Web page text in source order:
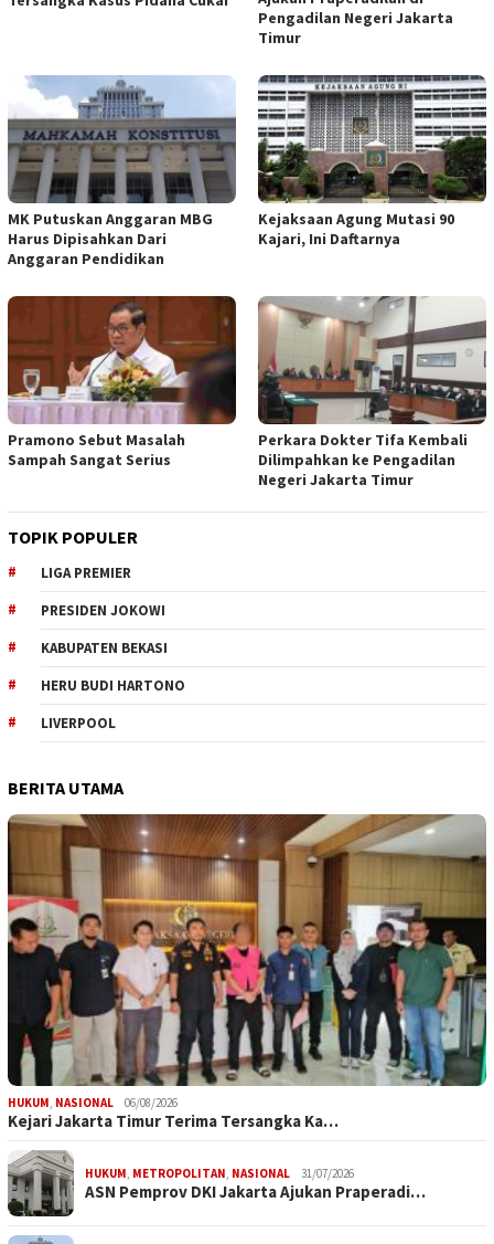
Pengadilan Negeri Jakarta
Timur
MK Putuskan Anggaran MBG
Harus Dipisahkan Dari
Anggaran Pendidikan
Kejaksaan Agung Mutasi 90
Kajari, Ini Daftarnya
Pramono Sebut Masalah
Sampah Sangat Serius
Perkara Dokter Tifa Kembali
Dilimpahkan ke Pengadilan
Negeri Jakarta Timur
TOPIK POPULER
LIGA PREMIER
PRESIDEN JOKOWI
KABUPATEN BEKASI
HERU BUDI HARTONO
LIVERPOOL
BERITA UTAMA
HUKUM, NASIONAL 06/08/2026
Kejari Jakarta Timur Terima Tersangka Ka…
HUKUM, METROPOLITAN, NASIONAL 31/07/2026
ASN Pemprov DKI Jakarta Ajukan Praperadi…